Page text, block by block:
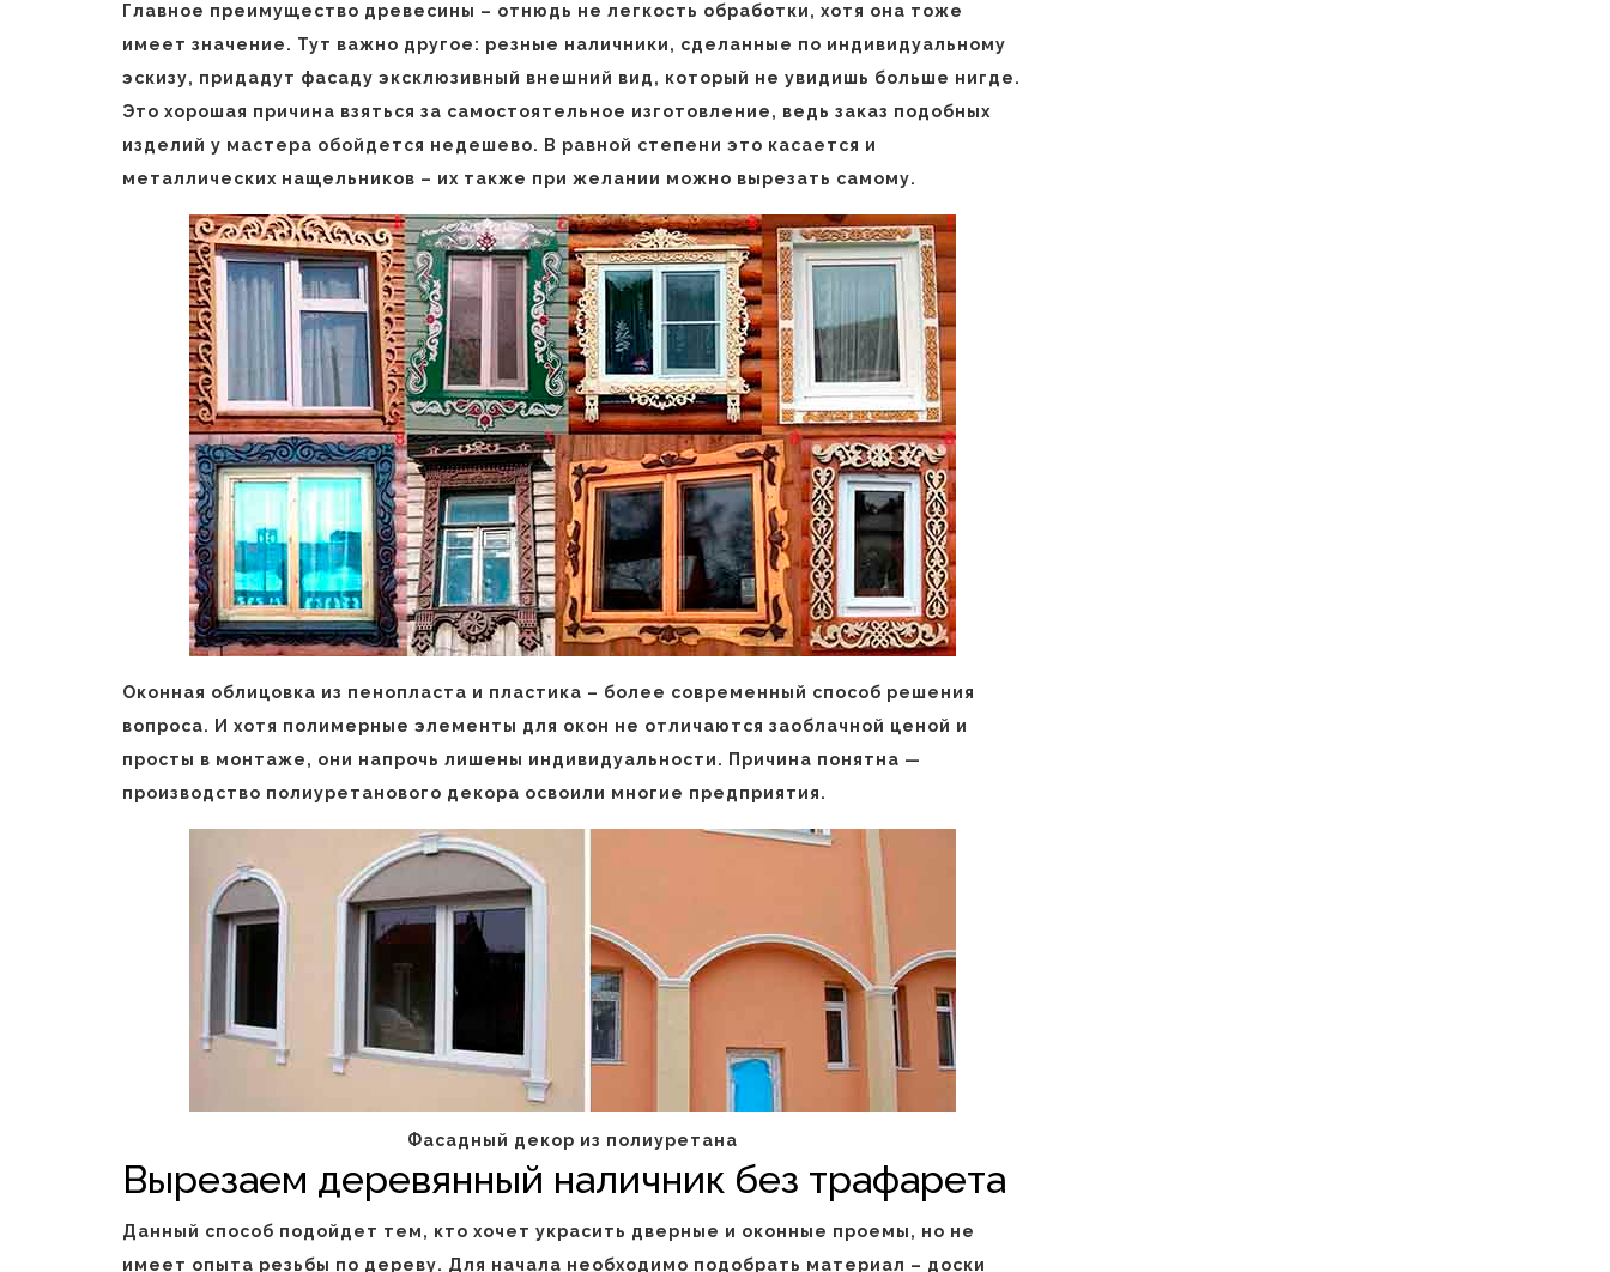
Главное преимущество древесины – отнюдь не легкость обработки, хотя она тоже
имеет значение. Тут важно другое: резные наличники, сделанные по индивидуальному
эскизу, придадут фасаду эксклюзивный внешний вид, который не увидишь больше нигде.
Это хорошая причина взяться за самостоятельное изготовление, ведь заказ подобных
изделий у мастера обойдется недешево. В равной степени это касается и
металлических нащельников – их также при желании можно вырезать самому.
Оконная облицовка из пенопласта и пластика – более современный способ решения
вопроса. И хотя полимерные элементы для окон не отличаются заоблачной ценой и
просты в монтаже, они напрочь лишены индивидуальности. Причина понятна —
производство полиуретанового декора освоили многие предприятия.
Фасадный декор из полиуретана
Вырезаем деревянный наличник без трафарета
Данный способ подойдет тем, кто хочет украсить дверные и оконные проемы, но не
имеет опыта резьбы по дереву. Для начала необходимо подобрать материал – доски